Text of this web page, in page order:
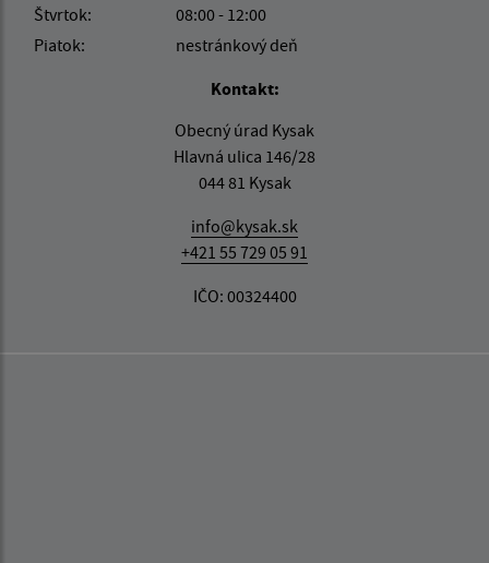
Štvrtok:
08:00 - 12:00
Piatok:
nestránkový deň
Kontakt:
Obecný úrad Kysak
Hlavná ulica 146/28
044 81 Kysak
info@kysak.sk
+421 55 729 05 91
IČO: 00324400